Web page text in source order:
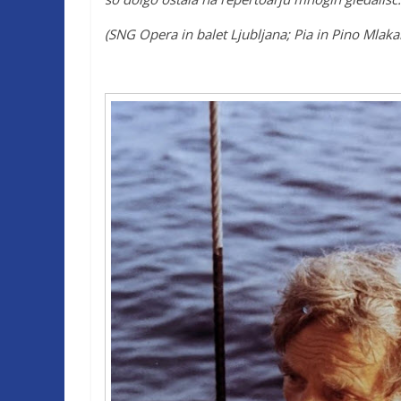
(SNG Opera in balet Ljubljana; Pia in Pino